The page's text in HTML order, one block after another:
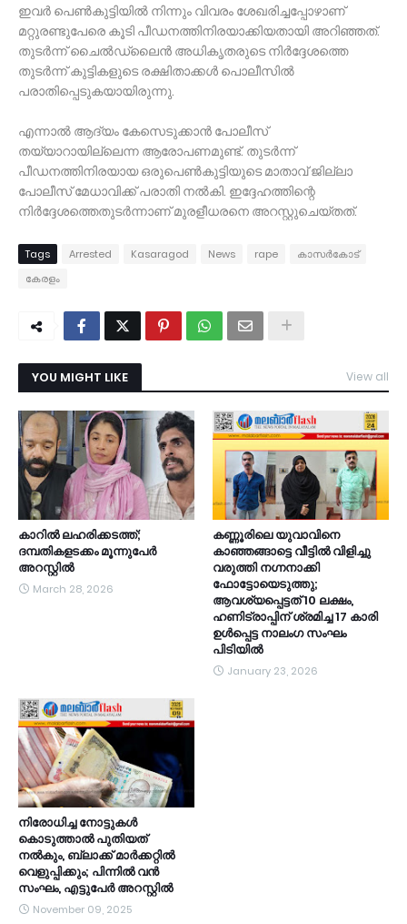
ഇവർ പെൺകുട്ടിയിൽ നിന്നും വിവരം ശേഖരിച്ചപ്പോഴാണ്
മറ്റുരണ്ടുപേരെ കൂടി പീഡനത്തിനിരയാക്കിയതായി അറിഞ്ഞത്.
തുടർന്ന് ചൈൽഡ്‌ലൈൻ അധികൃതരുടെ നിർദ്ദേശത്തെ
തുടർന്ന് കുട്ടികളുടെ രക്ഷിതാക്കൾ പൊലീസിൽ
പരാതിപ്പെടുകയായിരുന്നു.
എന്നാൽ ആദ്യം കേസെടുക്കാൻ പോലീസ്
തയ്യാറായില്ലെന്ന ആരോപണമുണ്ട്. തുടർന്ന്
പീഡനത്തിനിരയായ ഒരുപെൺകുട്ടിയുടെ മാതാവ് ജില്ലാ
പോലീസ് മേധാവിക്ക് പരാതി നൽകി. ഇദ്ദേഹത്തിന്റെ
നിർദ്ദേശത്തെതുടർന്നാണ് മുരളീധരനെ അറസ്റ്റുചെയ്തത്.
Tags Arrested Kasaragod News rape
കാസര്‍കോട്
കേരളം
YOU MIGHT LIKE View all
കാറിൽ ലഹരിക്കടത്ത്;
ദമ്പതികളടക്കം മൂന്നുപേർ
അറസ്റ്റിൽ
March 28, 2026
കണ്ണൂരിലെ യുവാവിനെ
കാഞ്ഞങ്ങാട്ടെ വീട്ടിൽ വിളിച്ചു
വരുത്തി നഗ്നനാക്കി
ഫോട്ടോയെടുത്തു;
ആവശ്യപ്പെട്ടത് 10 ലക്ഷം,
ഹണിട്രാപ്പിന് ശ്രമിച്ച 17 കാരി
ഉൾപ്പെട്ട നാലംഗ സംഘം
പിടിയിൽ
January 23, 2026
നിരോധിച്ച നോട്ടുകൾ
കൊടുത്താൽ പുതിയത്
നൽകും, ബ്ലാക്ക് മാർക്കറ്റിൽ
വെളുപ്പിക്കും; പിന്നിൽ വൻ
സംഘം, എട്ടുപേർ അറസ്റ്റിൽ
November 09, 2025